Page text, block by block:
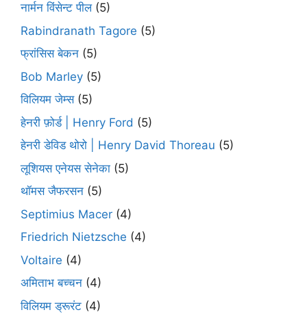
नार्मन विंसेन्ट पील(5)
Rabindranath Tagore (5)
फ्रांसिस बेकन (5)
Bob Marley (5)
विलियम जेम्स(5)
हेनरी फ़ोर्ड | Henry Ford (5)
हेनरी डेविड थोरो | Henry David Thoreau (5)
लूशियस एनेयस सेनेका (5)
थॉमस जैफरसन (5)
Septimius Macer (4)
Friedrich Nietzsche (4)
Voltaire (4)
अमिताभ बच्चन (4)
विलियम ड्रूरंट (4)